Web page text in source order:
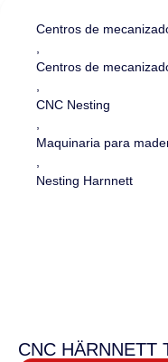
Centros de
Centros de
CNC Nesting
Maquinaria para
Nesting Harnnett
CNC HÄRNNETT